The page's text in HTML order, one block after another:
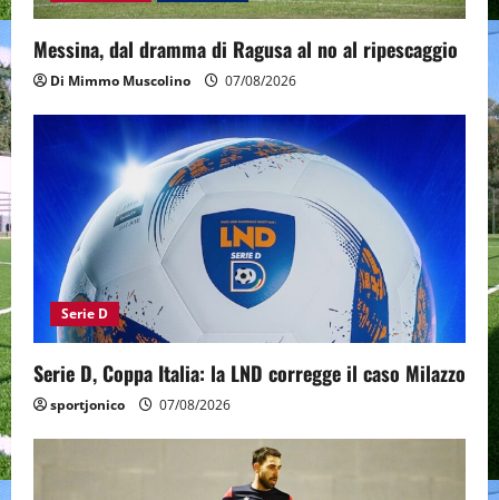
Messina, dal dramma di Ragusa al no al ripescaggio
Di Mimmo Muscolino 07/08/2026
Serie D
Serie D, Coppa Italia: la LND corregge il caso Milazzo
sportjonico 07/08/2026